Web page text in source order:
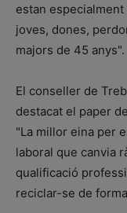
estan
joves, dones,
majors de 45 anys".
El conseller de
destacat el paper
"La millor eina per
laboral que canvia
qualificació
reciclar-se de